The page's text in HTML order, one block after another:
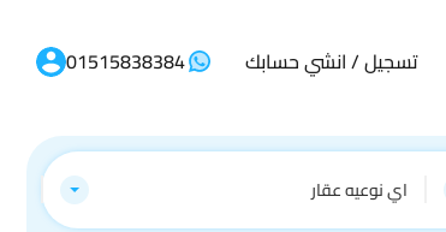
تسجيل / انشي حسابك 01515838384
اي نوعيه عقار